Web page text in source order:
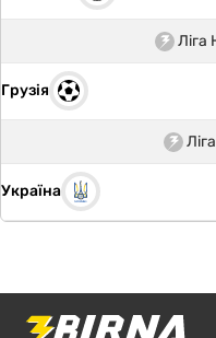
Ліга
Грузія
Україна